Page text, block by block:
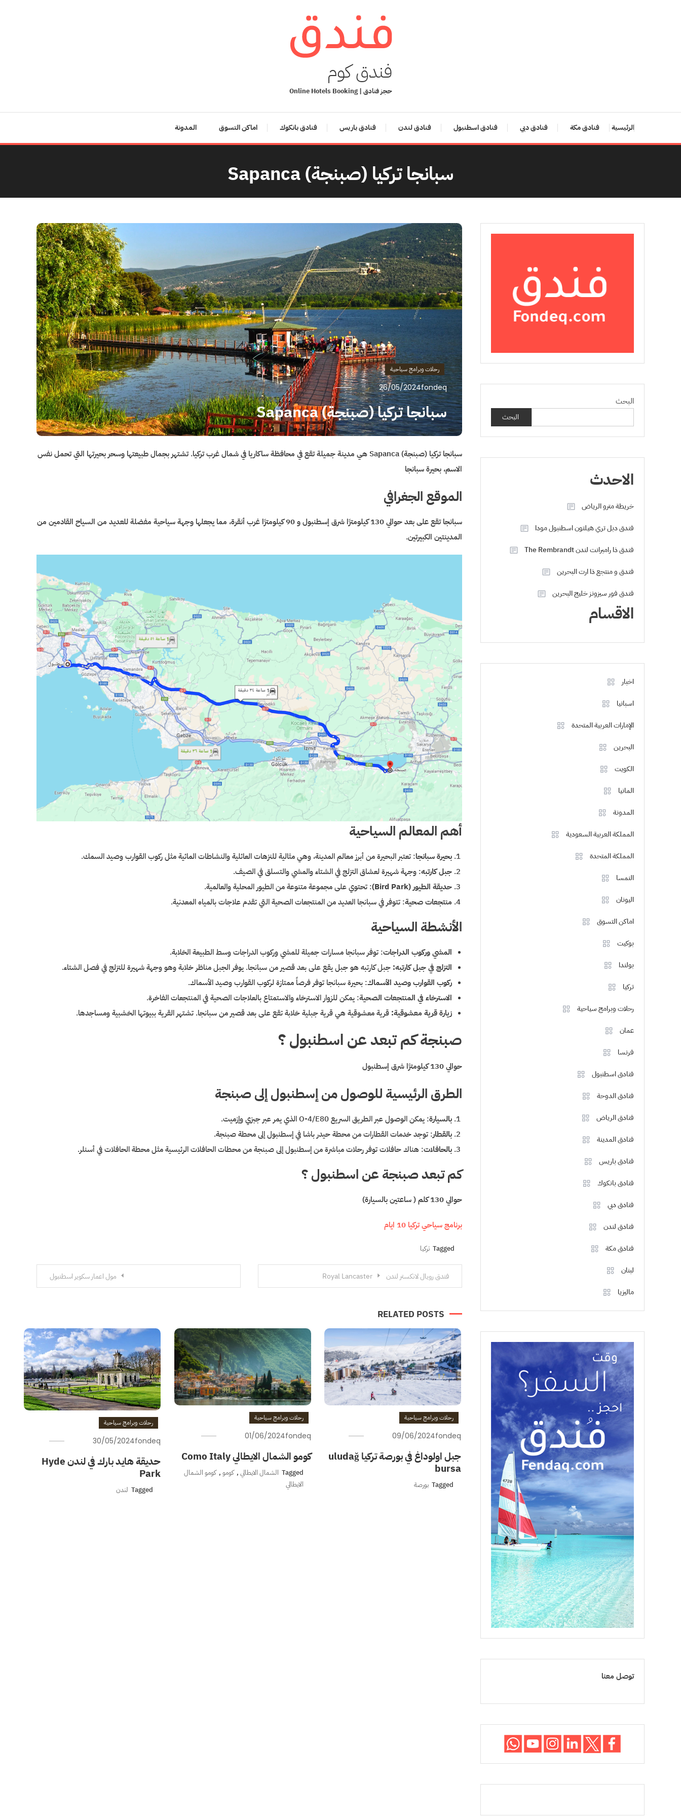
فندق كوم
حجز فنادق | Online Hotels Booking
الرئيسية فنادق مكة فنادق دبي فنادق اسطنبول فنادق لندن فنادق باريس فنادق بانكوك اماكن التسوق المدونة
سبانجا تركيا (صبنجة) Sapanca
رحلات وبرامج سياحية
26/05/2024fondeq
سبانجا تركيا (صبنجة) Sapanca
سبانجا تركيا (صبنجة) Sapanca هي مدينة جميلة تقع في محافظة ساكاريا في شمال غرب تركيا. تشتهر بجمال طبيعتها وسحر بحيرتها التي تحمل نفس
الاسم، بحيرة سبانجا
الموقع الجغرافي
سبانجا تقع على بعد حوالي 130 كيلومترًا شرق إسطنبول و 90 كيلومترًا غرب أنقرة، مما يجعلها وجهة سياحية مفضلة للعديد من السياح القادمين من
المدينتين الكبيرتين.
أهم المعالم السياحية
بحيرة سبانجا: تعتبر البحيرة من أبرز معالم المدينة، وهي مثالية للنزهات العائلية والنشاطات المائية مثل ركوب القوارب وصيد السمك.
جبل كارتبه: وجهة شهيرة لعشاق التزلج في الشتاء والمشي والتسلق في الصيف.
حديقة الطيور (Bird Park)
: تحتوي على مجموعة متنوعة من الطيور المحلية والعالمية.
منتجعات صحية: تتوفر في سبانجا العديد من المنتجعات الصحية التي تقدم علاجات بالمياه المعدنية.
الأنشطة السياحية
المشي وركوب الدراجات: توفر سبانجا مسارات جميلة للمشي وركوب الدراجات وسط الطبيعة الخلابة.
التزلج في جبل كارتبه: جبل كارتبه هو جبل يقع على بعد قصير من سبانجا. يوفر الجبل مناظر خلابة وهو وجهة شهيرة للتزلج في فصل الشتاء.
ركوب القوارب وصيد الأسماك: بحيرة سبانجا توفر فرصاً ممتازة لركوب القوارب وصيد الأسماك.
الاسترخاء في المنتجعات الصحية: يمكن للزوار الاسترخاء والاستمتاع بالعلاجات الصحية في المنتجعات الفاخرة.
زيارة قرية معشوقية: قرية معشوقية هي قرية جبلية خلابة تقع على بعد قصير من سبانجا. تشتهر القرية ببيوتها الخشبية ومساجدها.
صبنجة كم تبعد عن اسطنبول ؟
حوالي 130 كيلومترًا شرق إسطنبول
الطرق الرئيسية للوصول من إسطنبول إلى صبنجة
بالسيارة: يمكن الوصول عبر الطريق السريع O-4/E80 الذي يمر عبر جبزي وإزميت.
بالقطار: توجد خدمات القطارات من محطة حيدر باشا في إسطنبول إلى محطة صبنجة.
بالحافلات: هناك حافلات توفر رحلات مباشرة من إسطنبول إلى صبنجة من محطات الحافلات الرئيسية مثل محطة الحافلات في أسنلر.
كم تبعد صبنجة عن اسطنبول ؟
حوالي 130 كلم ( ساعتين بالسيارة)
برنامج سياحي تركيا 10 ايام
Tagged تركيا
تصفّح
مول اعمار سكوير اسطنبول فندق رويال لانكستر لندن Royal Lancaster
RELATED POSTS
رحلات وبرامج سياحية
09/06/2024fondeq
جبل اولوداغ في بورصة تركيا uludağ
bursa
Tagged بورصة
رحلات وبرامج سياحية
01/06/2024fondeq
كومو الشمال الايطالي Como Italy
Tagged الشمال الايطالي , كومو , كومو الشمال
الايطالي
رحلات وبرامج سياحية
30/05/2024fondeq
حديقة هايد بارك في لندن Hyde
Park
Tagged لندن
البحث
البحث
الاحدث
خريطة مترو الرياض
فندق دبل تري هيلتون اسطنبول مودا
فندق ذا رامبرانت لندن The Rembrandt
فندق و منتجع ذا ارت البحرين
فندق فور سيزونز خليج البحرين
الاقسام
اخبار
اسبانيا
الإمارات العربية المتحدة
البحرين
الكويت
المانيا
المدونة
المملكة العربية السعودية
المملكة المتحدة
النمسا
اليونان
اماكن التسوق
بوكيت
بولندا
تركيا
رحلات وبرامج سياحية
عمان
فرنسا
فنادق اسطنبول
فنادق الدوحة
فنادق الرياض
فنادق المدينة
فنادق باريس
فنادق بانكوك
فنادق دبي
فنادق لندن
فنادق مكة
لبنان
ماليزيا
توصل معنا